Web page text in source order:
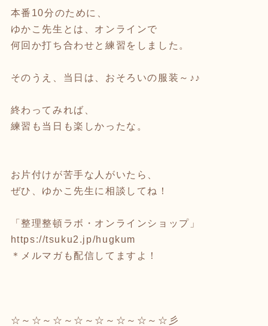
本番10分のために、
ゆかこ先生とは、オンラインで
何回か打ち合わせと練習をしました。
そのうえ、当日は、おそろいの服装～♪♪
終わってみれば、
練習も当日も楽しかったな。
お片付けが苦手な人がいたら、
ぜひ、ゆかこ先生に相談してね！
「整理整頓ラボ・オンラインショップ」
https://tsuku2.jp/hugkum
＊メルマガも配信してますよ！
☆～☆～☆～☆～☆～☆～☆～☆彡